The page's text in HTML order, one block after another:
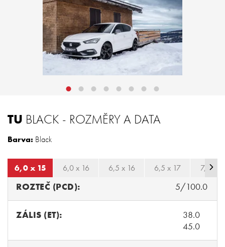
TU BLACK - ROZMĚRY A DATA
Barva: Black
6,0 x 15 6,0 x 16 6,5 x 16 6,5 x 17 7,0 x
ROZTEČ (PCD): 5/100.0
ZÁLIS (ET):
38.0
45.0